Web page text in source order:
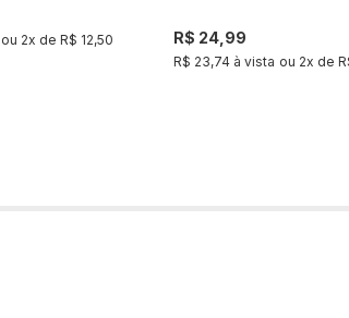
ou 2x de R$ 12,50 R$ 24,99
R$ 23,74 à vista ou 2x de